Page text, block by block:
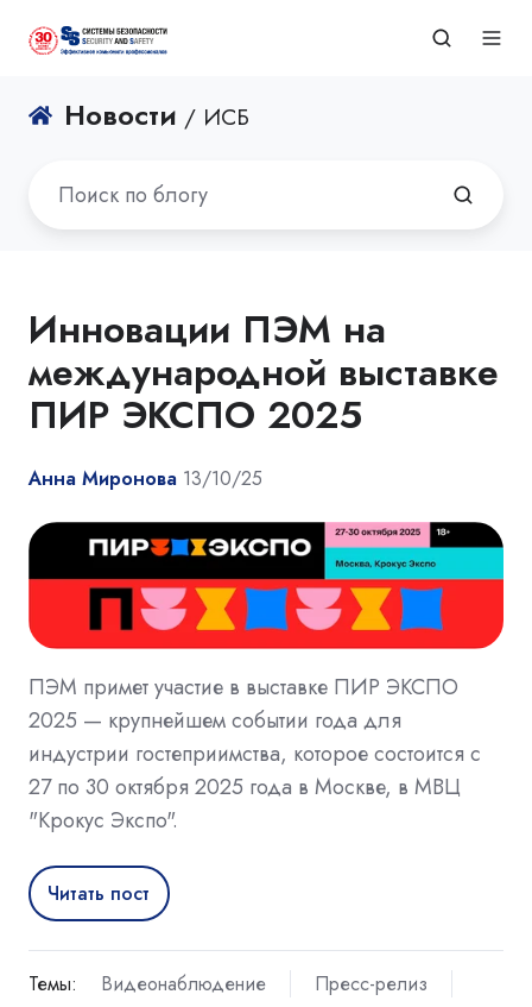
Новости / ИСБ
Инновации ПЭМ на
международной выставке
ПИР ЭКСПО 2025
Анна Миронова 13/10/25
ПЭМ примет участие в выставке ПИР ЭКСПО
2025 — крупнейшем событии года для
индустрии гостеприимства, которое состоится с
27 по 30 октября 2025 года в Москве, в МВЦ
"Крокус Экспо".
Читать пост
Темы: Видеонаблюдение
Пресс-релиз